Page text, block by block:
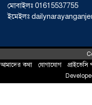
মোবাইলঃ 01615537755
ইমেইলঃ
আমাদের কথা যোগাযোগ প্রাইভেসি